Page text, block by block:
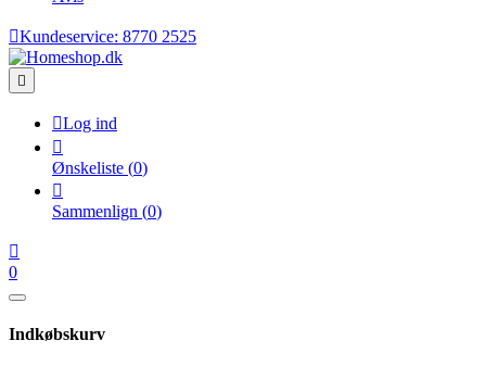
Kundeservice: 8770 2525

Log ind

Ønskeliste (0)

Sammenlign (0)

0
Indkøbskurv